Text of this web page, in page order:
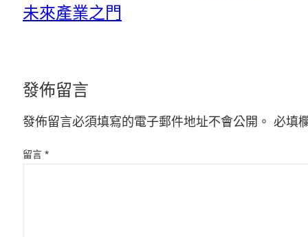
未來產業之門
發佈留言
發佈留言必須填寫的電子郵件地址不會公開。 必填
留言 *